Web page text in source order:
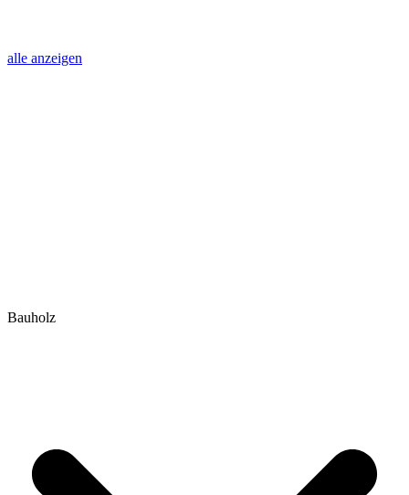
alle anzeigen
Bauholz